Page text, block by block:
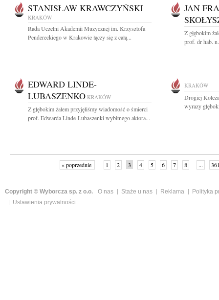
STANISŁAW KRAWCZYŃSKI
KRAKÓW
Rada Uczelni Akademii Muzycznej im. Krzysztofa
Pendereckiego w Krakowie łączy się z całą...
JAN
Z głębokim
prof. dr hab.
EDWARD LINDE-
LUBASZENKO KRAKÓW
Z głębokim żalem przyjęliśmy wiadomość o śmierci
prof. Edwarda Linde-Lubaszenki wybitnego aktora...
KRAKÓW
Drogiej
wyrazy
« poprzednie 1 2 3 4 5 6 7 8 ...
Copyright © Wyborcza sp. z o.o. O nas Staże u nas Reklama
Polityka
Ustawienia prywatności